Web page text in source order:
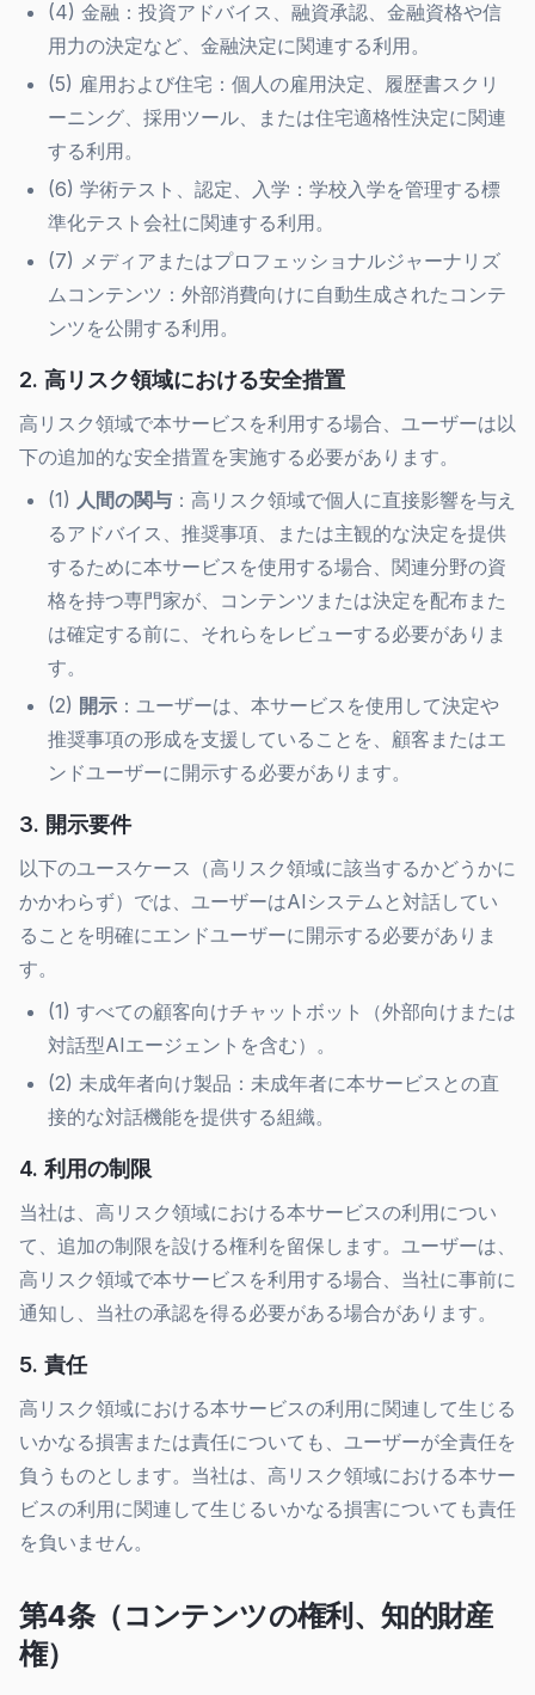
(4) 金融：投資アドバイス、融資承認、金融資格や信
用力の決定など、金融決定に関連する利用。
(5) 雇用および住宅：個人の雇用決定、履歴書スクリ
ーニング、採用ツール、または住宅適格性決定に関連
する利用。
(6) 学術テスト、認定、入学：学校入学を管理する標
準化テスト会社に関連する利用。
(7) メディアまたはプロフェッショナルジャーナリズ
ムコンテンツ：外部消費向けに自動生成されたコンテ
ンツを公開する利用。
2. 高リスク領域における安全措置
高リスク領域で本サービスを利用する場合、ユーザーは以
下の追加的な安全措置を実施する必要があります。
(1) 人間の関与 ：高リスク領域で個人に直接影響を与え
るアドバイス、推奨事項、または主観的な決定を提供
するために本サービスを使用する場合、関連分野の資
格を持つ専門家が、コンテンツまたは決定を配布また
は確定する前に、それらをレビューする必要がありま
す。
(2) 開示 ：ユーザーは、本サービスを使用して決定や
推奨事項の形成を支援していることを、顧客またはエ
ンドユーザーに開示する必要があります。
3. 開示要件
以下のユースケース（高リスク領域に該当するかどうかに
かかわらず）では、ユーザーはAIシステムと対話してい
ることを明確にエンドユーザーに開示する必要がありま
す。
(1) すべての顧客向けチャットボット（外部向けまたは
対話型AIエージェントを含む）。
(2) 未成年者向け製品：未成年者に本サービスとの直
接的な対話機能を提供する組織。
4. 利用の制限
当社は、高リスク領域における本サービスの利用につい
て、追加の制限を設ける権利を留保します。ユーザーは、
高リスク領域で本サービスを利用する場合、当社に事前に
通知し、当社の承認を得る必要がある場合があります。
5. 責任
高リスク領域における本サービスの利用に関連して生じる
いかなる損害または責任についても、ユーザーが全責任を
負うものとします。当社は、高リスク領域における本サー
ビスの利用に関連して生じるいかなる損害についても責任
を負いません。
第4条（コンテンツの権利、知的財産
権）